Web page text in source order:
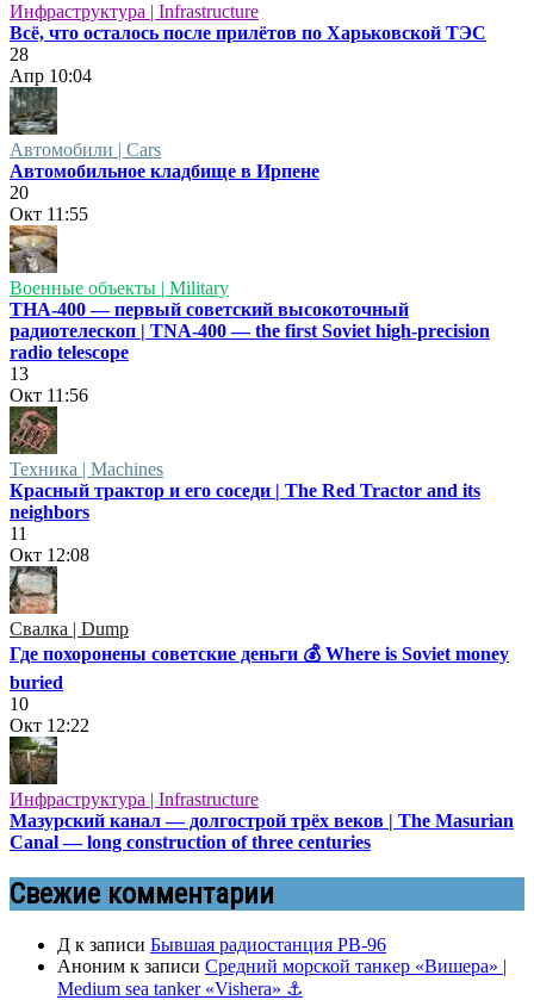
Инфраструктура | Infrastructure
Всё, что осталось после прилётов по Харьковской ТЭС
28
Апр 10:04
Автомобили | Cars
Автомобильное кладбище в Ирпене
20
Окт 11:55
Военные объекты | Military
ТНА-400 — первый советский высокоточный
радиотелескоп | TNA-400 — the first Soviet high-precision
radio telescope
13
Окт 11:56
Техника | Machines
Красный трактор и его соседи | The Red Tractor and its
neighbors
11
Окт 12:08
Свалка | Dump
Где похоронены советские деньги 💰 Where is Soviet money
buried
10
Окт 12:22
Инфраструктура | Infrastructure
Мазурский канал — долгострой трёх веков | The Masurian
Canal — long construction of three centuries
Свежие комментарии
Д к записи Бывшая радиостанция РВ-96
Аноним к записи Средний морской танкер «Вишера» |
Medium sea tanker «Vishera» ⚓